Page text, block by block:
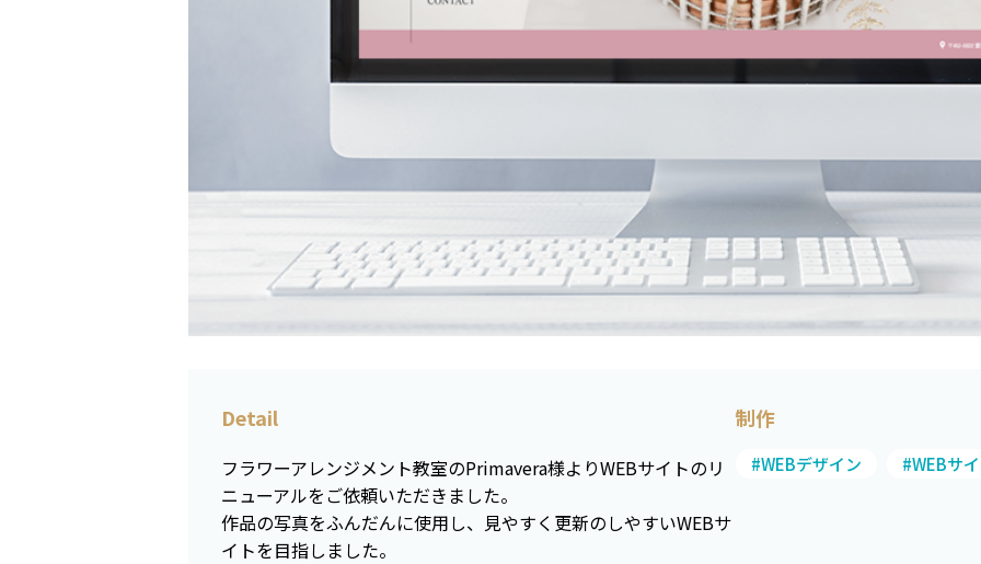
Detail
フラワーアレンジメント教室のPrimavera様よりWEBサイトのリ
ニューアルをご依頼いただきました。
作品の写真をふんだんに使用し、見やすく更新のしやすいWEBサ
イトを目指しました。
制作
#WEBデザイン #WEBサ